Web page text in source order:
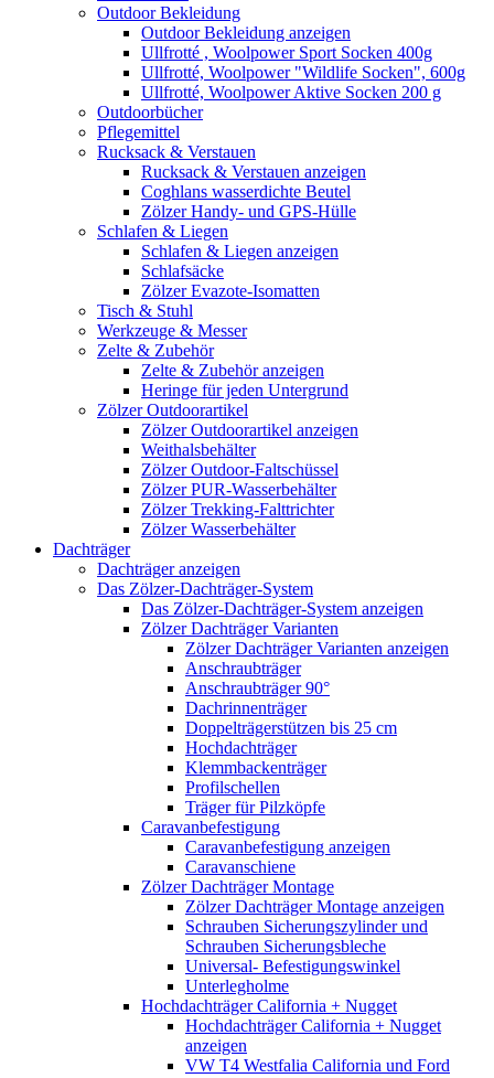
Outdoor Bekleidung
Outdoor Bekleidung anzeigen
Ullfrotté , Woolpower Sport Socken 400g
Ullfrotté, Woolpower "Wildlife Socken", 600g
Ullfrotté, Woolpower Aktive Socken 200 g
Outdoorbücher
Pflegemittel
Rucksack & Verstauen
Rucksack & Verstauen anzeigen
Coghlans wasserdichte Beutel
Zölzer Handy- und GPS-Hülle
Schlafen & Liegen
Schlafen & Liegen anzeigen
Schlafsäcke
Zölzer Evazote-Isomatten
Tisch & Stuhl
Werkzeuge & Messer
Zelte & Zubehör
Zelte & Zubehör anzeigen
Heringe für jeden Untergrund
Zölzer Outdoorartikel
Zölzer Outdoorartikel anzeigen
Weithalsbehälter
Zölzer Outdoor-Faltschüssel
Zölzer PUR-Wasserbehälter
Zölzer Trekking-Falttrichter
Zölzer Wasserbehälter
Dachträger
Dachträger anzeigen
Das Zölzer-Dachträger-System
Das Zölzer-Dachträger-System anzeigen
Zölzer Dachträger Varianten
Zölzer Dachträger Varianten anzeigen
Anschraubträger
Anschraubträger 90°
Dachrinnenträger
Doppelträgerstützen bis 25 cm
Hochdachträger
Klemmbackenträger
Profilschellen
Träger für Pilzköpfe
Caravanbefestigung
Caravanbefestigung anzeigen
Caravanschiene
Zölzer Dachträger Montage
Zölzer Dachträger Montage anzeigen
Schrauben Sicherungszylinder und
Schrauben Sicherungsbleche
Universal- Befestigungswinkel
Unterlegholme
Hochdachträger California + Nugget
Hochdachträger California + Nugget
anzeigen
VW T4 Westfalia California und Ford